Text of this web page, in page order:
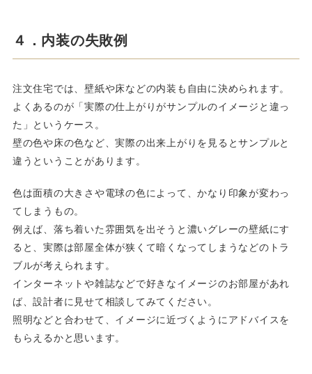
４．内装の失敗例
注文住宅では、壁紙や床などの内装も自由に決められます。
よくあるのが「実際の仕上がりがサンプルのイメージと違っ
た」というケース。
壁の色や床の色など、実際の出来上がりを見るとサンプルと
違うということがあります。
色は面積の大きさや電球の色によって、かなり印象が変わっ
てしまうもの。
例えば、落ち着いた雰囲気を出そうと濃いグレーの壁紙にす
ると、実際は部屋全体が狭くて暗くなってしまうなどのトラ
ブルが考えられます。
インターネットや雑誌などで好きなイメージのお部屋があれ
ば、設計者に見せて相談してみてください。
照明などと合わせて、イメージに近づくようにアドバイスを
もらえるかと思います。